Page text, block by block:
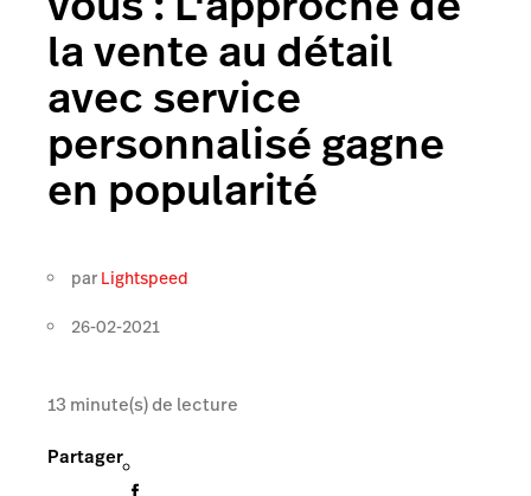
la vente au détail
avec service
personnalisé gagne
en popularité
par Lightspeed
26-02-2021
13 minute(s) de lecture
Partager